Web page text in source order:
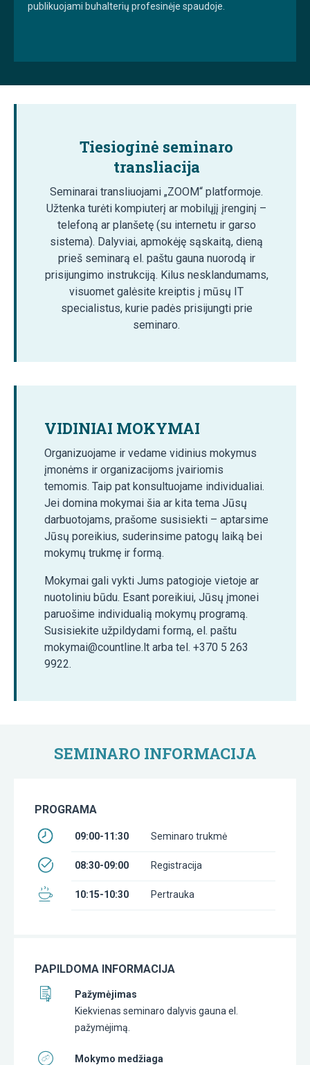
publikuojami buhalterių profesinėje spaudoje.
Tiesioginė seminaro
transliacija
Seminarai transliuojami „ZOOM“ platformoje.
Užtenka turėti kompiuterį ar mobilųjį įrenginį –
telefoną ar planšetę (su internetu ir garso
sistema). Dalyviai, apmokėję sąskaitą, dieną
prieš seminarą el. paštu gauna nuorodą ir
prisijungimo instrukciją. Kilus nesklandumams,
visuomet galėsite kreiptis į mūsų IT
specialistus, kurie padės prisijungti prie
seminaro.
VIDINIAI MOKYMAI
Organizuojame ir vedame vidinius mokymus
įmonėms ir organizacijoms įvairiomis
temomis. Taip pat konsultuojame individualiai.
Jei domina mokymai šia ar kita tema Jūsų
darbuotojams, prašome susisiekti – aptarsime
Jūsų poreikius, suderinsime patogų laiką bei
mokymų trukmę ir formą.
Mokymai gali vykti Jums patogioje vietoje ar
nuotoliniu būdu. Esant poreikiui, Jūsų įmonei
paruošime individualią mokymų programą.
Susisiekite užpildydami formą, el. paštu
mokymai@countline.lt arba tel. +370 5 263
9922.
SEMINARO INFORMACIJA
PROGRAMA
09:00-11:30 Seminaro trukmė
08:30-09:00 Registracija
10:15-10:30 Pertrauka
PAPILDOMA INFORMACIJA
Pažymėjimas
Kiekvienas seminaro dalyvis gauna el.
pažymėjimą.
Mokymo medžiaga